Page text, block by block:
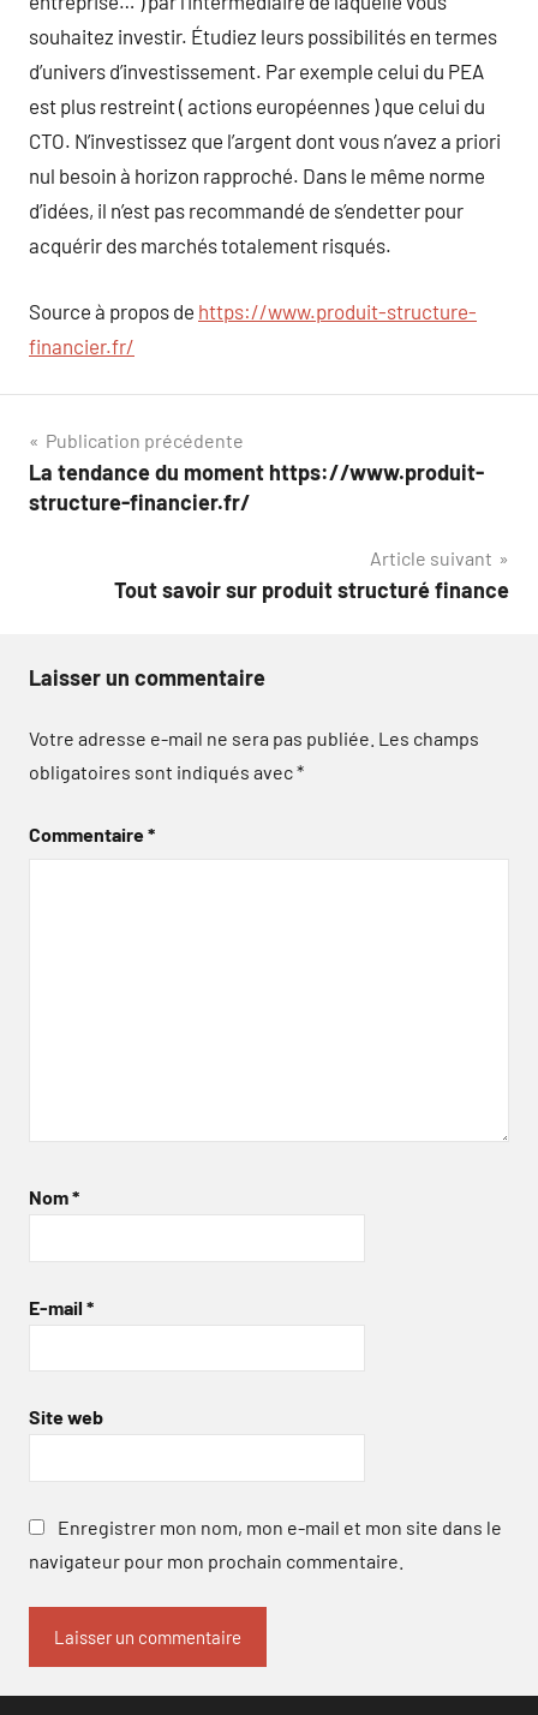
souhaitez investir. Étudiez leurs possibilités en termes
d’univers d’investissement. Par exemple celui du PEA
est plus restreint ( actions européennes ) que celui du
CTO. N’investissez que l’argent dont vous n’avez a priori
nul besoin à horizon rapproché. Dans le même norme
d’idées, il n’est pas recommandé de s’endetter pour
acquérir des marchés totalement risqués.
Source à propos de https://www.produit-structure-
financier.fr/
Navigation
de
Publication précédente
La tendance du moment https://www.produit-
structure-financier.fr/
Article suivant
Tout savoir sur produit structuré finance
Laisser un commentaire
Votre adresse e-mail ne sera pas publiée. Les champs
obligatoires sont indiqués avec*
Commentaire*
Nom*
E-mail *
Site web
Enregistrer mon nom, mon e-mail et mon site dans le
navigateur pour mon prochain commentaire.